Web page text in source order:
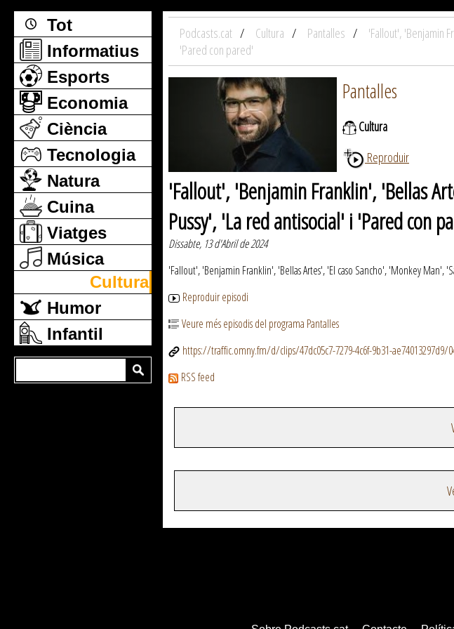
Tot
Informatius
Esports
Economia
Ciència
Tecnologia
Natura
Cuina
Viatges
Música
Cultura
Humor
Infantil
Podcasts.cat Cultura Pantalles
'Fallout', 'Benjamin
'Pared con pared'
Pantalles
Cultura
Reproduir
'Fallout', 'Benjamin Franklin', 'Bellas
Pussy', 'La red antisocial' i 'Pared con
Dissabte, 13 d'Abril de 2024
'Fallout', 'Benjamin Franklin', 'Bellas Artes', 'El caso Sancho', 'Monkey Man',
Reproduir episodi
Veure més episodis del programa Pantalles
https://traffic.omny.fm/d/clips/47dc05c7-7279-4c6f-9b31-ae74013297d9/
RSS feed